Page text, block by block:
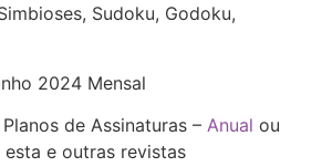
Sudoku, Godoku,
2024 Mensal
de Assinaturas – Anual ou
esta e outras revistas